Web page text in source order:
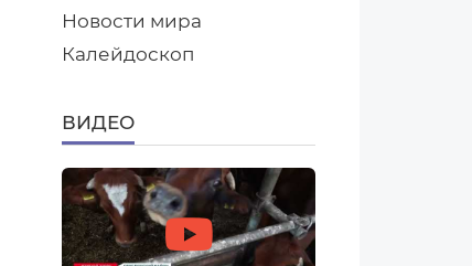
Новости мира
Калейдоскоп
ВИДЕО